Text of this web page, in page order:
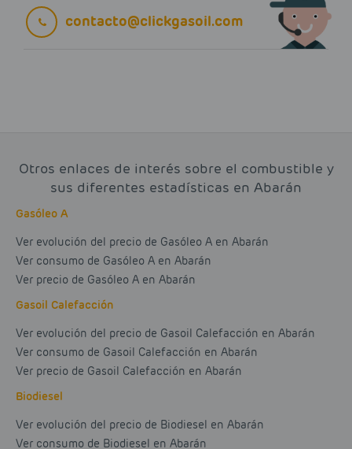
contacto@clickgasoil.com
Otros enlaces de interés sobre el combustible y
sus diferentes estadísticas en Abarán
Gasóleo A
Ver evolución del precio de Gasóleo A en Abarán
Ver consumo de Gasóleo A en Abarán
Ver precio de Gasóleo A en Abarán
Gasoil Calefacción
Ver evolución del precio de Gasoil Calefacción en Abarán
Ver consumo de Gasoil Calefacción en Abarán
Ver precio de Gasoil Calefacción en Abarán
Biodiesel
Ver evolución del precio de Biodiesel en Abarán
Ver consumo de Biodiesel en Abarán